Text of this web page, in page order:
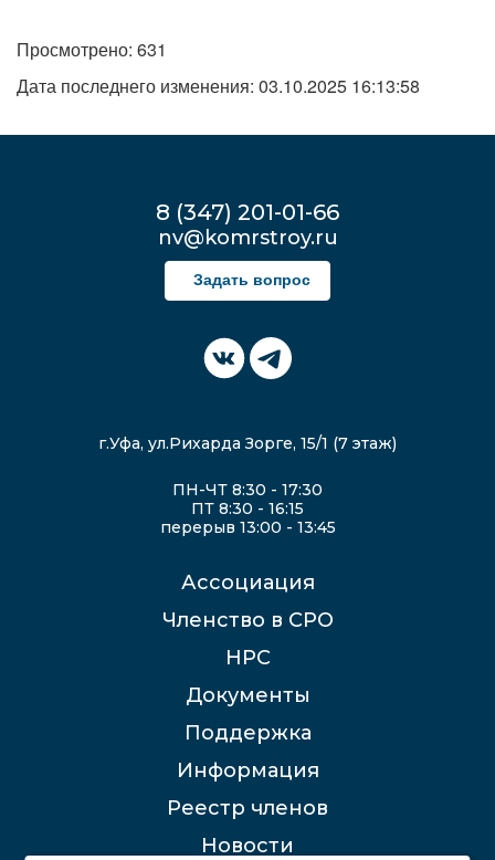
Просмотрено: 631
Дата последнего изменения: 03.10.2025 16:13:58
8 (347) 201-01-66
nv@komrstroy.ru
Задать вопрос
г.Уфа, ул.Рихарда Зорге, 15/1 (7 этаж)
ПН-ЧТ 8:30 - 17:30
ПТ 8:30 - 16:15
перерыв 13:00 - 13:45
Ассоциация
Членство в СРО
НРС
Документы
Поддержка
Информация
Реестр членов
Новости